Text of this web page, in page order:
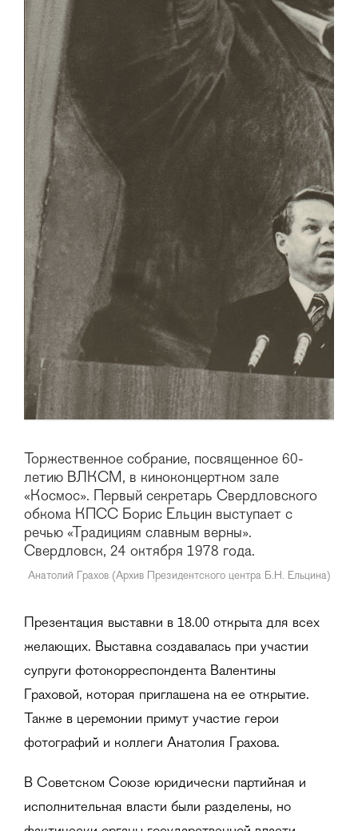
Торжественное собрание, посвященное 60-
летию ВЛКСМ, в киноконцертном зале
«Космос». Первый секретарь Свердловского
обкома КПСС Борис Ельцин выступает с
речью «Традициям славным верны».
Свердловск, 24 октября 1978 года.
Анатолий Грахов (Архив Президентского центра Б.Н. Ельцина)
Презентация выставки в 18.00 открыта для всех
желающих. Выставка создавалась при участии
супруги фотокорреспондента Валентины
Граховой, которая приглашена на ее открытие.
Также в церемонии примут участие герои
фотографий и коллеги Анатолия Грахова.
В Советском Союзе юридически партийная и
исполнительная власти были разделены, но